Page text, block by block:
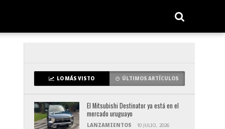
LO MÁS VISTO ÚLTIMOS ARTÍCULOS
El Mitsubishi Destinator ya está en el
mercado uruguayo
LANZAMIENTOS 10 JULIO, 2026